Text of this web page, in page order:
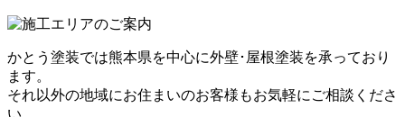
かとう塗装では熊本県を中心に外壁･屋根塗装を承っており
ます。
それ以外の地域にお住まいのお客様もお気軽にご相談くださ